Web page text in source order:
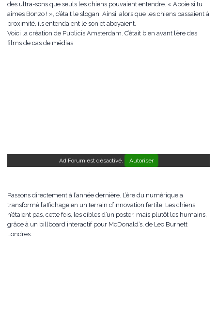
des ultra-sons que seuls les chiens pouvaient entendre. « Aboie si tu
aimes Bonzo ! », c’était le slogan. Ainsi, alors que les chiens passaient à
proximité, ils entendaient le son et aboyaient.
Voici la création de Publicis Amsterdam. C’était bien avant l’ère des
films de cas de médias.
Ad Forum est désactivé. Autoriser
Passons directement à l’année dernière. L’ère du numérique a
transformé l’affichage en un terrain d’innovation fertile. Les chiens
n’étaient pas, cette fois, les cibles d’un poster, mais plutôt les humains,
grâce à un billboard interactif pour McDonald’s, de Leo Burnett
Londres.